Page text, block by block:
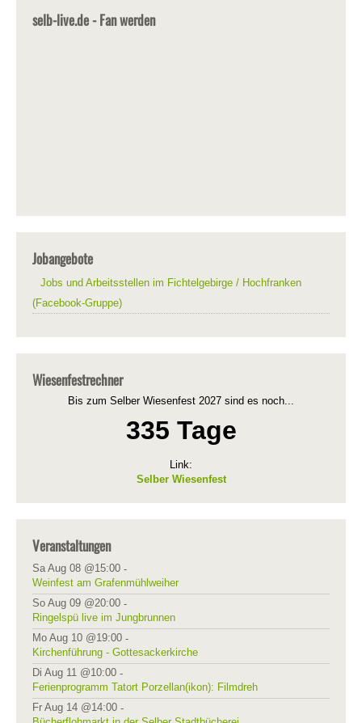
selb-live.de - Fan werden
Jobangebote
Jobs und Arbeitsstellen im Fichtelgebirge / Hochfranken
(Facebook-Gruppe)
Wiesenfestrechner
Bis zum Selber Wiesenfest 2027 sind es noch...
335 Tage
Link:
Selber Wiesenfest
Veranstaltungen
Sa Aug 08 @15:00 -
Weinfest am Grafenmühlweiher
So Aug 09 @20:00 -
Ringelspü live im Jungbrunnen
Mo Aug 10 @19:00 -
Kirchenführung - Gottesackerkirche
Di Aug 11 @10:00 -
Ferienprogramm Tatort Porzellan(ikon): Filmdreh
Fr Aug 14 @14:00 -